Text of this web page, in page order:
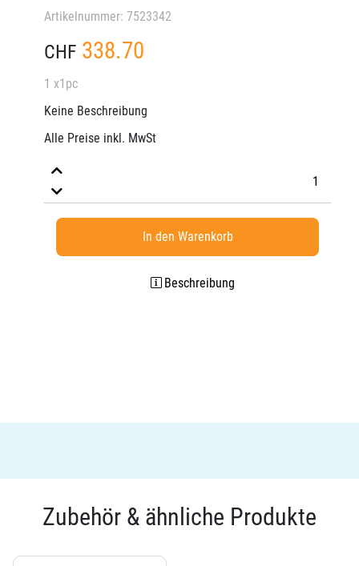
Artikelnummer: 7523342
CHF 338.70
1 x1pc
Keine Beschreibung
Alle Preise inkl. MwSt
In den Warenkorb
Beschreibung
Zubehör & ähnliche Produkte